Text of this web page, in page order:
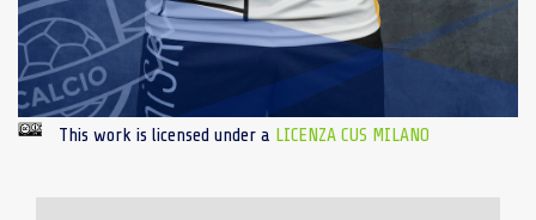
This work is licensed under a LICENZA CUS MILANO